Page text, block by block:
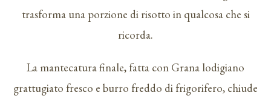
trasforma una porzione di risotto in qualcosa che si
ricorda.
La mantecatura finale, fatta con Grana lodigiano
grattugiato fresco e burro freddo di frigorifero, chiude